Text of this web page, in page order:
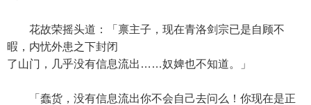
花故荣摇头道：「禀主子，现在青洛剑宗已是自顾不
暇，内忧外患之下封闭
了山门，几乎没有信息流出……奴婢也不知道。」
「蠢货，没有信息流出你不会自己去问么！你现在是正